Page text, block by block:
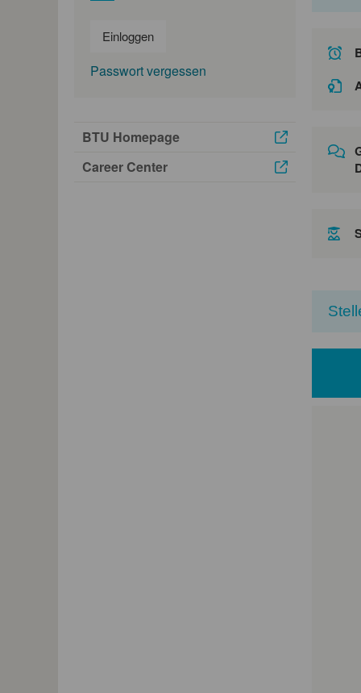
Einloggen
Passwort vergessen
BTU Homepage
Career Center